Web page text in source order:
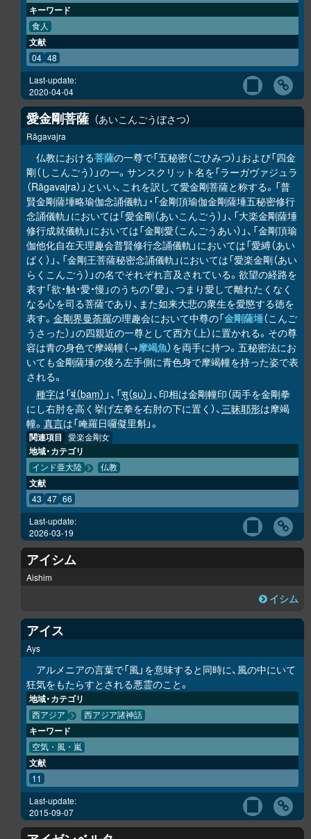
キーワード
食人
文献
04 48
Last-update:
2020-04-04
愛金剛菩薩 あいこんごうぼさつ
Rāgavajra
仏教における菩薩の一尊で「五秘密（ごひみつ）」および「四金
剛（しこんごう）」の一。サンスクリット名を「ラーガヴァジュラ
（Rāgavajra）」といい、これを訳して愛金剛菩薩と称する。「普
賢金剛薩埵略瑜伽念誦儀軌」・「金剛頂瑜伽金剛薩埵五秘密修行
念誦儀軌」においては「愛金剛（あいこんごう）」、「大楽金剛薩埵
修行成就儀軌」においては「金剛愛（こんごうあい）」、「金剛頂瑜
伽他化自在天理趣会普賢修行念誦儀軌」においては「愛縛（あい
ばく）」、「金剛王菩薩秘密念誦儀軌」においては「愛楽金剛（あい
らくこんごう）」の名でそれぞれ言及されている。欲望の経路を
表す「欲・触・愛・慢」のうちの「愛」、つまり愛して離れたくなく
なる心を司る菩薩であり、また如来大悲の衆生を愛愍する徳を
表す。 金剛界曼荼羅の理趣会において中尊の「金剛薩埵（こんご
うさった）」の四親近の一尊として西方（上）に置かれる。その尊
容は青の身色で摩竭幢（→摩竭魚）を両手に持つ。五秘密法にお
いても金剛薩埵の後ろ左手側に青色身で摩竭幢を持った姿で表
される。
種字は「बं（baṃ） 」、「सु（su） 」、印相は金剛幢印（両手を金剛拳
にし右肘を高く挙げ左拳を右肘の下に置く）、三昧耶形は摩竭
幢。 真言は「唵羅日囉儗里斛」。
関連項目 愛楽金剛女
地域・カテゴリ
インド亜大陸 仏教
文献
43 47 66
Last-update:
2026-03-19
アイシム
Aishim
イシム
アイス
Ays
アルメニアの言葉で「風」を意味すると同時に、風の中にいて
狂気をもたらすとされる悪霊のこと。
地域・カテゴリ
西アジア 西アジア諸神話
キーワード
空気・風・嵐
文献
11
Last-update:
2015-09-07